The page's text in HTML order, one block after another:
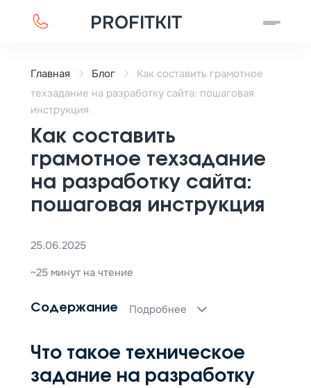
PROFITKIT
Главная Блог
Как составить грамотное
техзадание на разработку сайта: пошаговая
инструкция
Как составить
грамотное техзадание
на разработку сайта:
пошаговая инструкция
25.06.2025
~25 минут на чтение
Содержание Подробнее
Что такое техническое
задание на разработку